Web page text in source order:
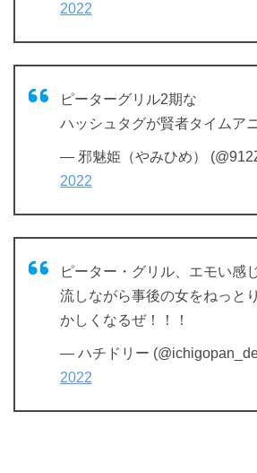
2022
ピーターグリル2期な
ハッシュタグが賢者タイムア
— 邪魅姫（やみひめ）
2022
ピーター・グリル、エモい感
流しながら事後の女をねっと
かしくなるぜ！！！
— ハチドリー
2022